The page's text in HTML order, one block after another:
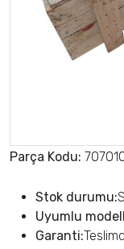
Parça Kodu:
Stok durumu:
Uyumlu
Garanti: